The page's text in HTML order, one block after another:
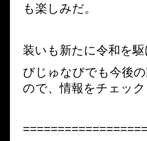
も楽しみだ。
装いも新たに令和を
びじゅなびでも今後
ので、情報をチェック